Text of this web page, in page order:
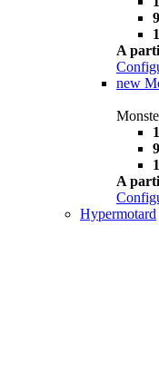
A
new
A
Hypermotard